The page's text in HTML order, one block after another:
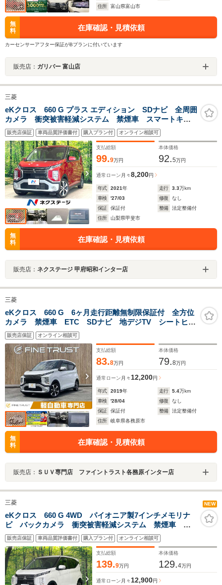
住所 富山県富山市
無
料
在庫確認・見積依頼
カーセンサーアフター保証がBプランに付いています
販売店： ガリバー 富山店
三菱
eKクロス 660 G プラス エディション SDナビ 全周囲
カメラ 衝突被害軽減システム 禁煙車 スマートキ
ー LEDヘッド ETC 純正15インチアルミ オートラ
イト オートエアコン Bluetooth CD DVD再生 フ
ルセグ
販売店保証 車両品質評価書付 購入プラン付 オンライン相談可
支払総額
99.9万円
本体価格
92.5万円
通常ローン 月々8,200円
年式 2021年 走行 3.3万km
車検
'27/03 修復
なし
保証
保証付 整備
法定整備付
住所
山梨県甲斐市
無
料
在庫確認・見積依頼
販売店： ネクステージ 甲府昭和インター店
三菱
eKクロス 660 G 6ヶ月走行距離無制限保証付 全方位
カメラ 禁煙車 ETC SDナビ 地デジTV シートヒー
ター 衝突軽減ブレーキ クリアランスソナー
Bluetooth対応 純正15インチアルミホイール スマート
キー LEDヘッドライト
販売店保証 オンライン相談可
支払総額
83.8万円
本体価格
79.8万円
通常ローン 月々12,200円
年式 2019年 走行 5.4万km
車検
'28/04 修復
なし
保証
保証付 整備
法定整備付
住所
岐阜県各務原市
無
料
在庫確認・見積依頼
販売店： ＳＵＶ専門店 ファイントラスト各務原インター店
三菱 NEW
eKクロス 660 G 4WD パイオニア製7インチメモリナ
ビ バックカメラ 衝突被害軽減システム 禁煙車 コ
ーナーセンサー スマートキー LEDヘッド ETC 純
正15インチアルミ オートハイビーム オートライト
オートエアコン
販売店保証 車両品質評価書付 購入プラン付 オンライン相談可
支払総額
139.9万円
本体価格
129.4万円
通常ローン 月々 12,900円